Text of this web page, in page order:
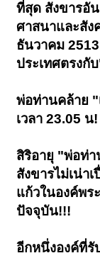
ที่สุด สังขารอั
ศาสนาและสัง
ธันวาคม
ประเทศตรงกั
พ่อท่านคล้าย "
เวลา 23.05 น!
สิริอายุ "พ่อท่า
สังขารไม่เน่า
แก้วในองค์พร
ปัจจุบัน!!!
อีกหนึ่งองค์ที่